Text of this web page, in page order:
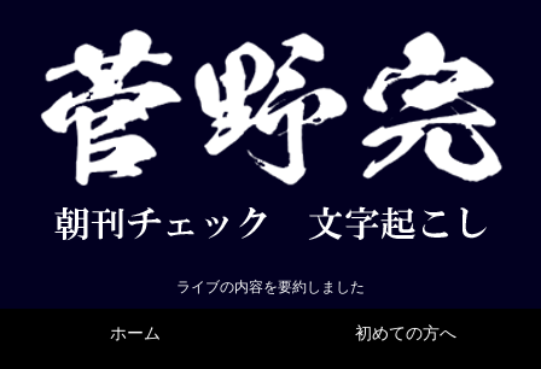
ライブの内容を要約しました
ホーム 初めての方へ